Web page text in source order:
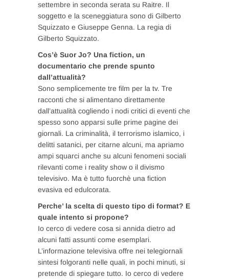
settembre in seconda serata su Raitre. Il
soggetto e la sceneggiatura sono di Gilberto
Squizzato e Giuseppe Genna. La regia di
Gilberto Squizzato.
Cos’è Suor Jo? Una fiction, un
documentario che prende spunto
dall’attualità?
Sono semplicemente tre film per la tv. Tre
racconti che si alimentano direttamente
dall’attualità cogliendo i nodi critici di eventi che
spesso sono apparsi sulle prime pagine dei
giornali. La criminalità, il terrorismo islamico, i
delitti satanici, per citarne alcuni, ma apriamo
ampi squarci anche su alcuni fenomeni sociali
rilevanti come i reality show o il divismo
televisivo. Ma è tutto fuorchè una fiction
evasiva ed edulcorata.
Perche’ la scelta di questo tipo di format? E
quale intento si propone?
Io cerco di vedere cosa si annida dietro ad
alcuni fatti assunti come esemplari.
L’informazione televisiva offre nei telegiornali
sintesi folgoranti nelle quali, in pochi minuti, si
pretende di spiegare tutto. Io cerco di vedere